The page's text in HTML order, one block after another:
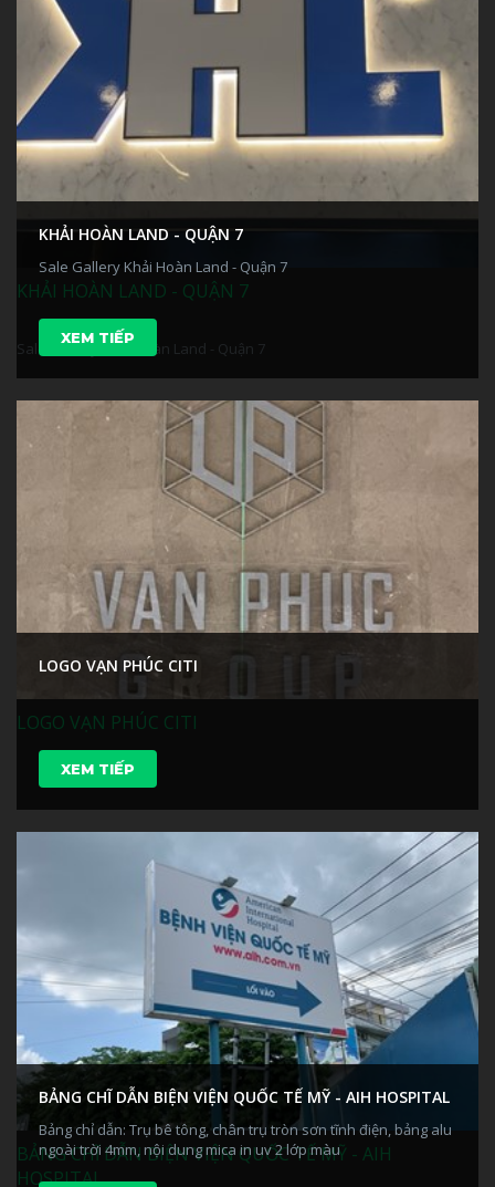
KHẢI HOÀN LAND - QUẬN 7
Sale Gallery Khải Hoàn Land - Quận 7
XEM TIẾP
KHẢI HOÀN LAND - QUẬN 7
Sale Gallery Khải Hoàn Land - Quận 7
LOGO VẠN PHÚC CITI
XEM TIẾP
LOGO VẠN PHÚC CITI
BẢNG CHĨ DẪN BIỆN VIỆN QUỐC TẾ MỸ - AIH HOSPITAL
Bảng chỉ dẫn: Trụ bê tông, chân trụ tròn sơn tĩnh điện, bảng alu
ngoài trời 4mm, nội dung mica in uv 2 lớp màu
BẢNG CHĨ DẪN BIỆN VIỆN QUỐC TẾ MỸ - AIH
HOSPITAL